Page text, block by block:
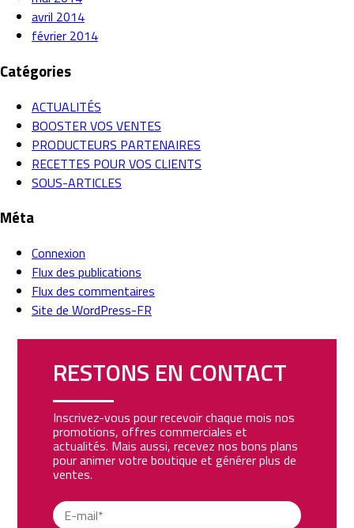
avril 2014
février 2014
Catégories
ACTUALITÉS
BOOSTER VOS VENTES
PRODUCTEURS PARTENAIRES
RECETTES POUR VOS CLIENTS
SOUS-ARTICLES
Méta
Connexion
Flux des publications
Flux des commentaires
Site de WordPress-FR
RESTONS EN CONTACT
Inscrivez-vous pour recevoir chaque mois nos
promotions, offres commerciales et
actualités. Mais aussi, recevez nos bons plans
pour animer votre boutique et générer plus de
ventes.